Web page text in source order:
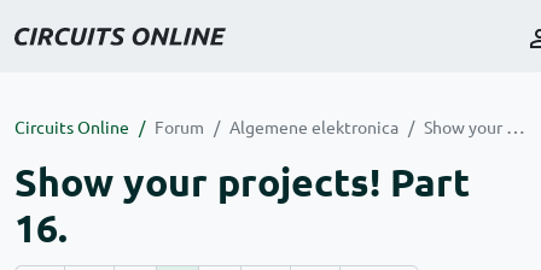
Circuits Online Forum Algemene elektronica Show your projects! Part 16.
Show your projects! Part
16.